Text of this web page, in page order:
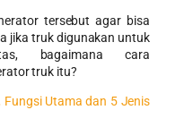
tersebut agar bisa
jika truk digunakan untuk
bagaimanacara
truk itu?
Fungsi Utama dan 5 Jenis